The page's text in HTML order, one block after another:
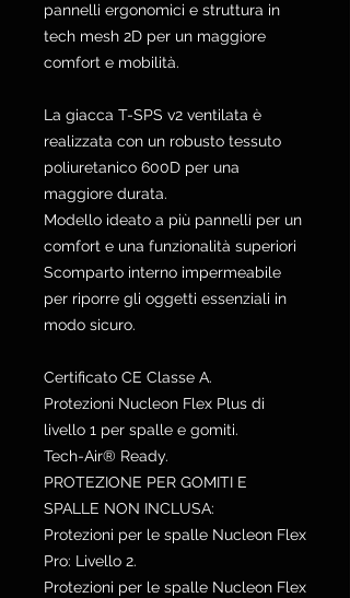
pannelli ergonomici e struttura in
tech mesh 2D per un maggiore
comfort e mobilità.
La giacca T-SPS v2 ventilata è
realizzata con un robusto tessuto
poliuretanico 600D per una
maggiore durata.
Modello ideato a più pannelli per un
comfort e una funzionalità superiori
Scomparto interno impermeabile
per riporre gli oggetti essenziali in
modo sicuro.
Certificato CE Classe A.
Protezioni Nucleon Flex Plus di
livello 1 per spalle e gomiti.
Tech-Air® Ready.
PROTEZIONE PER GOMITI E
SPALLE NON INCLUSA:
Protezioni per le spalle Nucleon Flex
Pro: Livello 2.
Protezioni per le spalle Nucleon Flex